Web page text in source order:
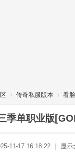
传奇私服版本 看
季单职业版
11-17 16:18:22 显示